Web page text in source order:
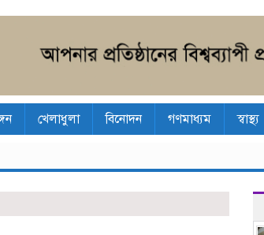
খেলাধুলা বিনোদন গণমাধ্যম স্বাস্থ্য